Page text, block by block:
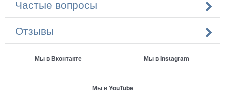
Частые вопросы
Отзывы
Мы в Вконтакте Мы в Instagram
Мы в YouTube